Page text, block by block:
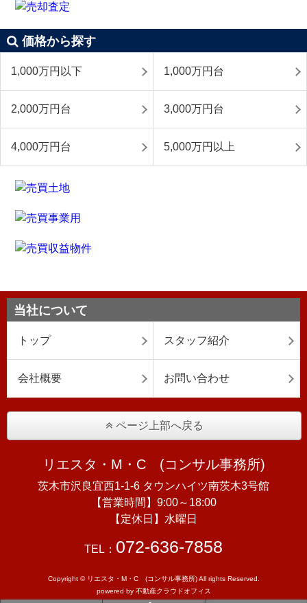
価格から探す
1,000万円以下 1,000万円台
2,000万円台 3,000万円台
4,000万円台 5,000万円以上
当社について
トップ スタッフ紹介
会社概要 お問い合わせ
ページ上部へ戻る
リエスタ・M・C (コンサル事務所)
茨木市沢良宜西1-1-6 タウンハイツ南茨木3号館
【営業時間】9:00～18:00
【定休日】水曜日
TEL： 072-636-7858
Copyright © リエスタ・M・C (コンサル事務所) All rights Reserved.
powered by 不動産クラウドオフィス